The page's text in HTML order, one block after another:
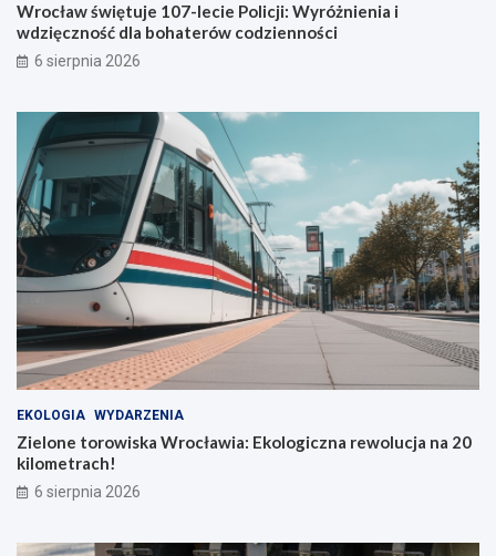
Wrocław świętuje 107-lecie Policji: Wyróżnienia i
wdzięczność dla bohaterów codzienności
6 sierpnia 2026
EKOLOGIA WYDARZENIA
Zielone torowiska Wrocławia: Ekologiczna rewolucja na 20
kilometrach!
6 sierpnia 2026